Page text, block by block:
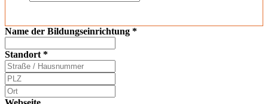
Name der Bildungseinrichtung *
Standort *